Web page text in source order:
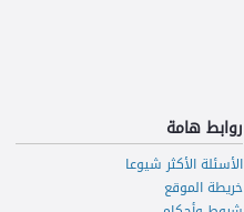
روابط هامة
الأسئلة الأكثر شيوعا
خريطة الموقع